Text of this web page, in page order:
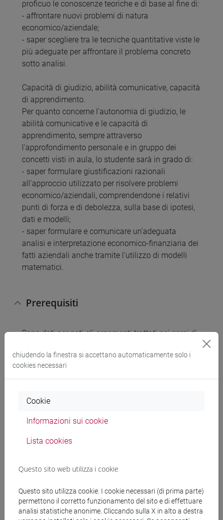
proficuo le conoscenze teoriche e di base al fine di:
- affrontare nuovi problemi di natura
economico/aziendale;
- saper scegliere tra le tecniche quantitative viste le
più adeguate per affrontare il problema concreto
sotto analisi.
Capacità di giudizio, abilità comunicative, capacità
di apprendimento.
Per quanto concerne l'autonomia di giudizio, le
abilità comunicative e le capacità di
apprendimento, sempre attraverso
l'approfondimento personale e in gruppo dei
concetti visti in aula, lo studente sarà in grado di:
- saper formulare giustificazioni razionali
all'approccio utilizzato per risolvere problemi
economico/aziendali, comprendendone i relativi
punti di forza e di debolezza, sulla base di ipotesi,
dati e modelli;
- saper formulare e comunicare un'adeguata
analisi e interpretazione economico-finanziaria dei
fatti aziendali anche tramite l'utilizzo di modelli
matematici.
Prerequisiti
Sono dati per noti gli argomenti trattati nei corsi di
dai corsi di Matematica (Obbligo Formativo
Aggiuntivo).
Contenuti
denominati MATEMATICA - 1 e MATEMATICA - 2
Il programma completo del corso è il seguente:
MATEMATICA - 1 (30 ore):
- Funzioni di una variabile.
chiudendo la finestra si accettano automaticamente solo i
cookies necessari
Cookie
Informazioni sui cookie
Lista cookies
Questo sito web utilizza i cookie
Questo sito utilizza cookie. I cookie necessari (di prima parte)
permettono il corretto funzionamento del sito e di effettuare
analisi statistiche anonime. Cliccando sulla X in alto a destra